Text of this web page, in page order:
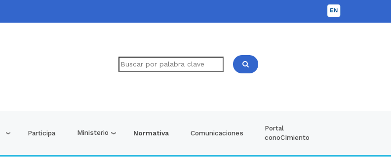
Participa Ministerio Normativa Comunicaciones
Portal
conoCImiento